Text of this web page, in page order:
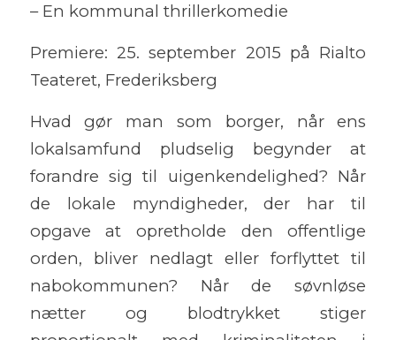
– En kommunal thrillerkomedie
Premiere: 25. september 2015 på Rialto
Teateret, Frederiksberg
Hvad gør man som borger, når ens
lokalsamfund pludselig begynder at
forandre sig til uigenkendelighed? Når
de lokale myndigheder, der har til
opgave at opretholde den offentlige
orden, bliver nedlagt eller forflyttet til
nabokommunen? Når de søvnløse
nætter og blodtrykket stiger